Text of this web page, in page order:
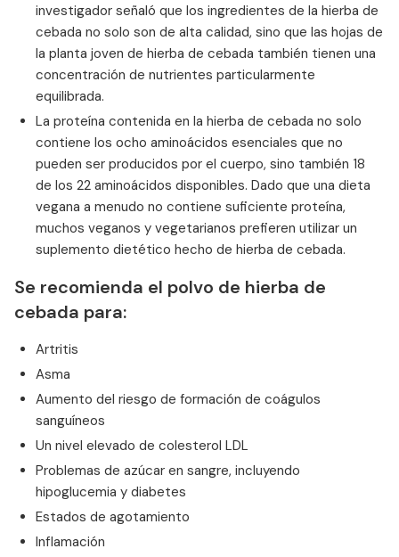
investigador señaló que los ingredientes de la hierba de
cebada no solo son de alta calidad, sino que las hojas de
la planta joven de hierba de cebada también tienen una
concentración de nutrientes particularmente
equilibrada.
La proteína contenida en la hierba de cebada no solo
contiene los ocho aminoácidos esenciales que no
pueden ser producidos por el cuerpo, sino también 18
de los 22 aminoácidos disponibles. Dado que una dieta
vegana a menudo no contiene suficiente proteína,
muchos veganos y vegetarianos prefieren utilizar un
suplemento dietético hecho de hierba de cebada.
Se recomienda el polvo de hierba de
cebada para:
Artritis
Asma
Aumento del riesgo de formación de coágulos
sanguíneos
Un nivel elevado de colesterol LDL
Problemas de azúcar en sangre, incluyendo
hipoglucemia y diabetes
Estados de agotamiento
Inflamación